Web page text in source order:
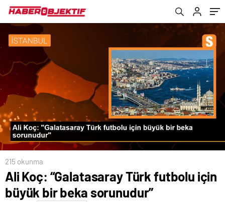
215 okunma
Ali Koç: “Galatasaray Türk futbolu için
büyük bir beka sorunudur”